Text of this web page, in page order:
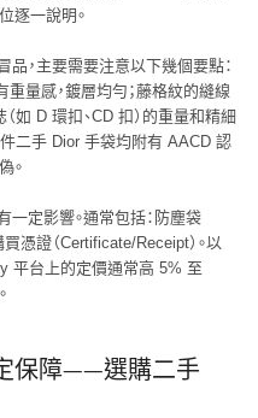
逐一說明。
，主要需要注意以下幾個要點：
重量感，鍍層均勻；藤格紋的縫線
如 D 環扣、CD 扣）的重量和精細
二手 Dior 手袋均附有 AACD 認
。
定影響。通常包括：防塵袋
買憑證（Certificate/Receipt）。以
平台上的定價通常高 5% 至
保障——選購二手